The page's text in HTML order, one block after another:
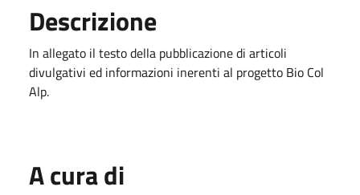
Descrizione
In allegato il testo della pubblicazione di articoli
divulgativi ed informazioni inerenti al progetto Bio Col
Alp.
A cura di